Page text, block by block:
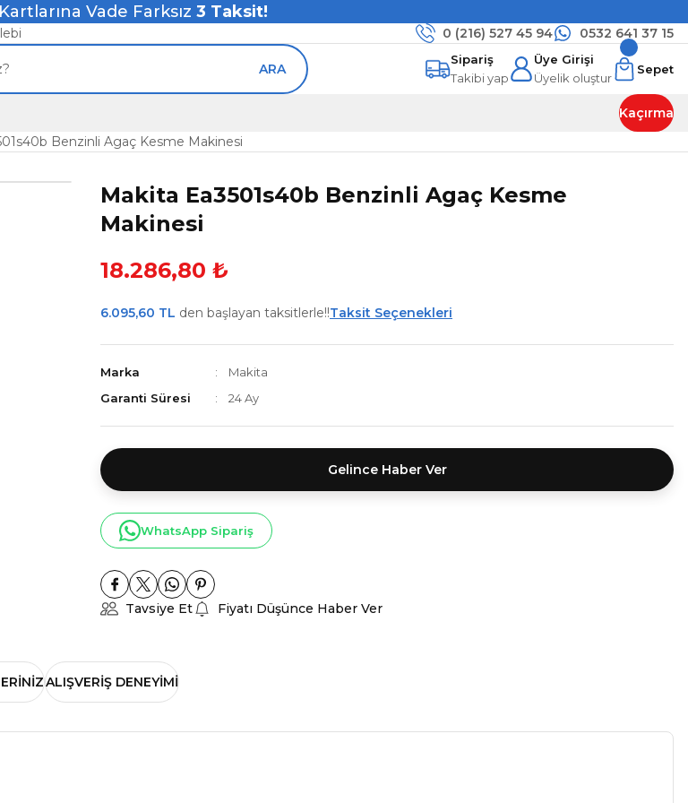
Vade Farksız 3 Taksit!
0 (216) 527 45 94 0532 641 37 15
ARA
Sipariş
Takibi yap
Üye Girişi
Üyelik oluştur
Sepet
Kaçırma
Benzinli Agaç Kesme Makinesi
Makita Ea3501s40b Benzinli Agaç Kesme
Makinesi
18.286,80 ₺
6.095,60 TL den başlayan taksitlerle!!Taksit Seçenekleri
Marka
Makita
Garanti Süresi
24 Ay
Gelince Haber Ver
WhatsApp Sipariş
Tavsiye Et Fiyatı Düşünce Haber Ver
ALIŞVERIŞ DENEYIMI